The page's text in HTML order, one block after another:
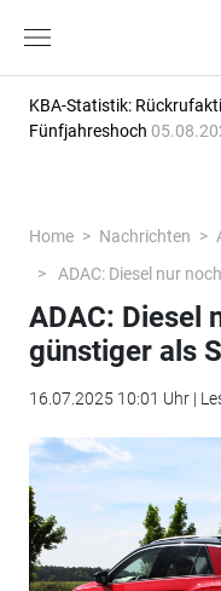
KBA-Statistik:
Fünfjahreshoch
Home Nachrichten
ADAC: Diesel nur
ADAC: Diesel
günstiger als
16.07.2025 10:01 Uhr |